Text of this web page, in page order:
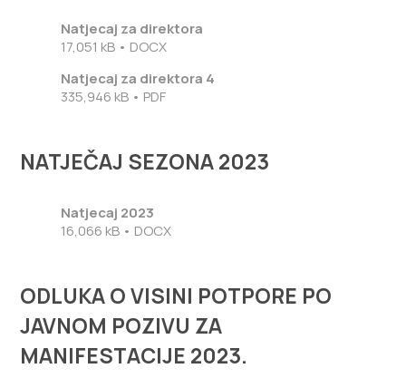
Natjecaj za direktora
17,051 kB • DOCX
Natjecaj za direktora 4
335,946 kB • PDF
NATJEČAJ SEZONA 2023
Natjecaj 2023
16,066 kB • DOCX
ODLUKA O VISINI POTPORE PO
JAVNOM POZIVU ZA
MANIFESTACIJE 2023.